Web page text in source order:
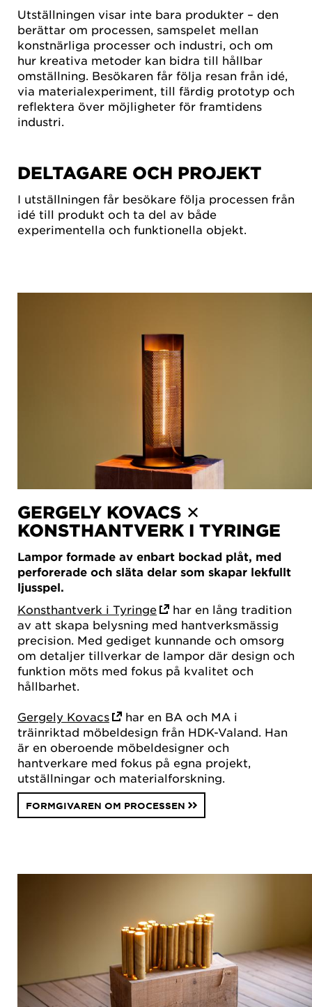
Utställningen visar inte bara produkter – den
berättar om processen, samspelet mellan
konstnärliga processer och industri, och om
hur kreativa metoder kan bidra till hållbar
omställning. Besökaren får följa resan från idé,
via materialexperiment, till färdig prototyp och
reflektera över möjligheter för framtidens
industri.
DELTAGARE OCH PROJEKT
I utställningen får besökare följa processen från
idé till produkt och ta del av både
experimentella och funktionella objekt.
GERGELY KOVACS ✕
KONSTHANTVERK I TYRINGE
Lampor formade av enbart bockad plåt, med
perforerade och släta delar som skapar lekfullt
ljusspel.
Konsthantverk i Tyringe
har en lång tradition
av att skapa belysning med hantverksmässig
precision. Med gediget kunnande och omsorg
om detaljer tillverkar de lampor där design och
funktion möts med fokus på kvalitet och
hållbarhet.
Gergely Kovacs
har en BA och MA i
träinriktad möbeldesign från HDK-Valand. Han
är en oberoende möbeldesigner och
hantverkare med fokus på egna projekt,
utställningar och materialforskning.
FORMGIVAREN OM PROCESSEN